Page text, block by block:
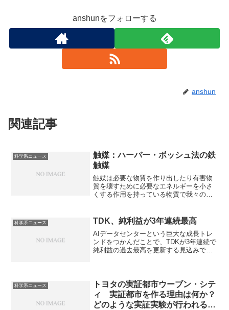
anshunをフォローする
anshun
関連記事
科学系ニュース
触媒：ハーバー・ボッシュ法の鉄
触媒
触媒は必要な物質を作り出したり有害物
質を壊すために必要なエネルギーを小さ
くする作用を持っている物質で我々の生
中の窒素と水素を反応させてアンモニア
を作る際の触媒で、大量の化学肥料を安
く生産できるようになっています。鉄触
媒の特徴やメカニズムを知ることができ
ます。
科学系ニュース TDK、純利益が3年連続最高
AIデータセンターという巨大な成長トレ
ンドをつかんだことで、TDKが3年連続で
純利益の過去最高を更新する見込みで
科学系ニュース
トヨタの実証都市ウーブン・シテ
ィ 実証都市を作る理由は何か？
どのような実証実験が行われるの